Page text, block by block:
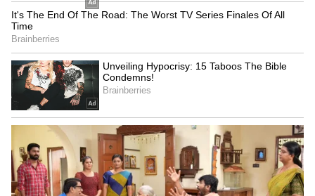
ஏமாற்றவே முடியாது! உங்க ராசி
இருக்கா?
3
4
Image Credit :Grok
திசைச் சூலம்: மேற்கு திசையில்